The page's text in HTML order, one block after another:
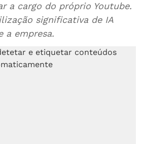
a cargo do próprio Youtube.
significativa de IA
a empresa.